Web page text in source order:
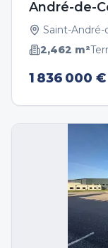
André-de-
Saint-André-
2,462 m²
1 836 000 €